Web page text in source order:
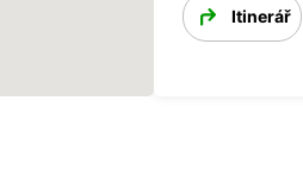
Itinerář